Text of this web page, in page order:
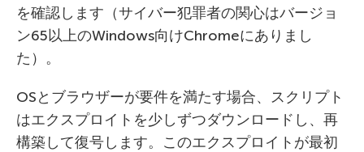
を確認します（サイバー犯罪者の関心はバージョ
ン65以上のWindows向けChromeにありまし
た）。
OSとブラウザーが要件を満たす場合、スクリプト
はエクスプロイトを少しずつダウンロードし、再
構築して復号します。このエクスプロイトが最初